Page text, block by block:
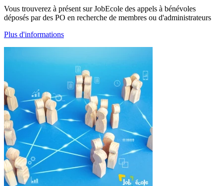
Vous trouverez à présent sur JobEcole des appels à bénévoles
déposés par des PO en recherche de membres ou d'administrateurs
Plus d'informations